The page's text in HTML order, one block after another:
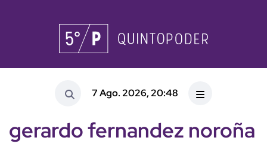
7 Ago. 2026, 20:48
gerardo fernandez noroña